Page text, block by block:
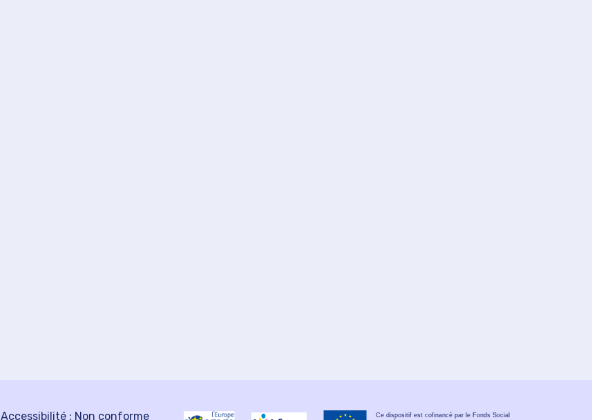
Accessibilité : Non conforme
Ce dispositif est cofinancé par le Fonds Social